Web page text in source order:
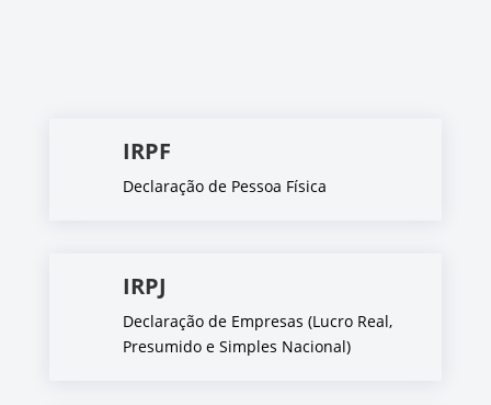
IRPF
Declaração de Pessoa Física
IRPJ
Declaração de Empresas (Lucro Real,
Presumido e Simples Nacional)